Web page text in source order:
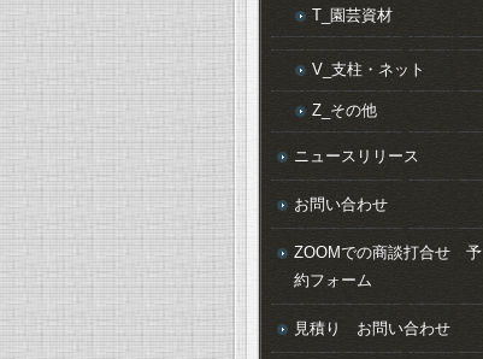
T_園芸資材
V_支柱・ネット
Z_その他
ニュースリリース
お問い合わせ
ZOOMでの商談打合せ 予
約フォーム
見積り お問い合わせ